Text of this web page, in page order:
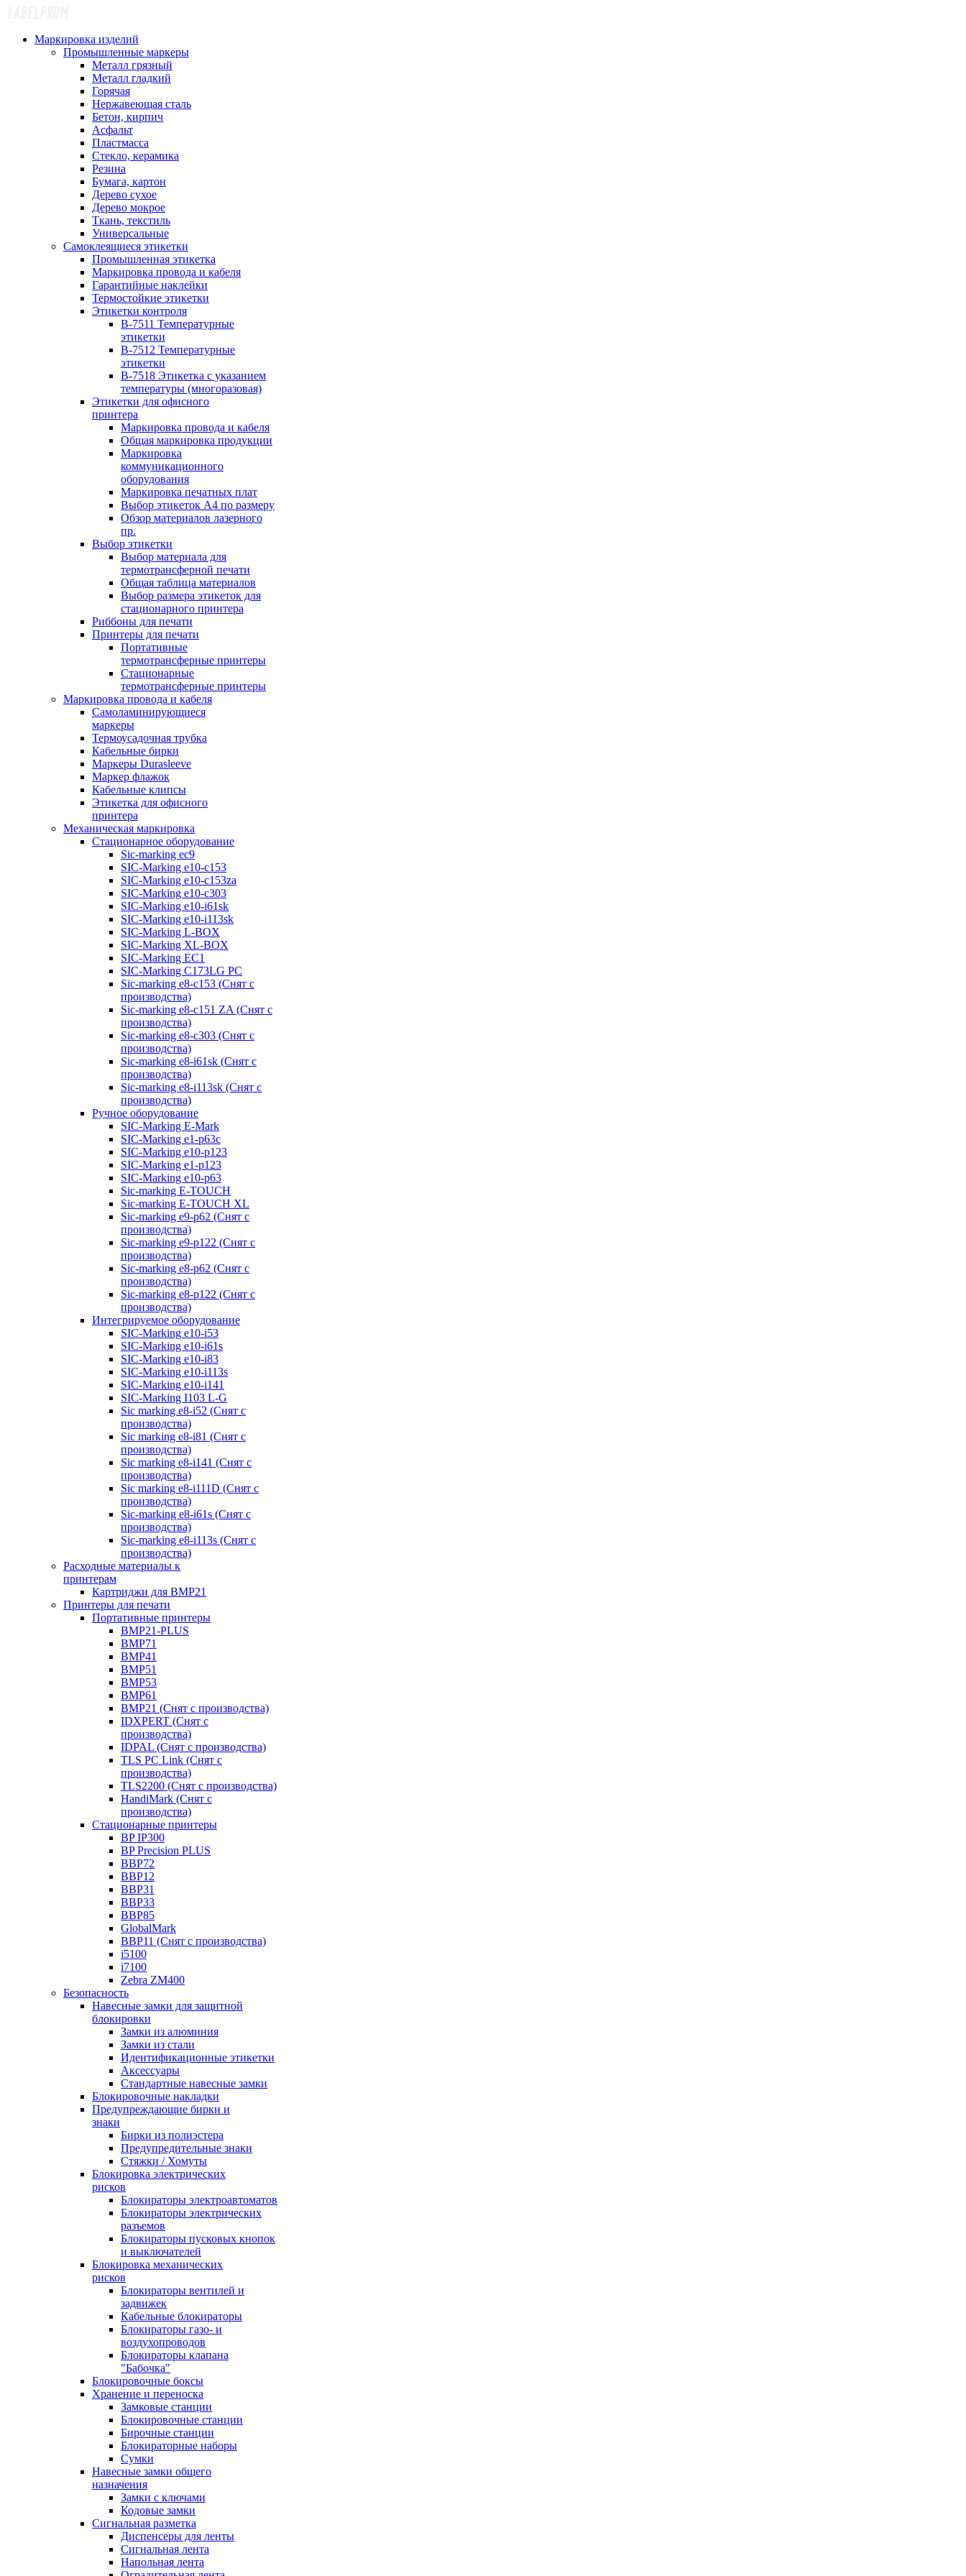
Маркировка изделий
Промышленные маркеры
Металл грязный
Металл гладкий
Горячая
Нержавеющая сталь
Бетон, кирпич
Асфальт
Пластмасса
Стекло, керамика
Резина
Бумага, картон
Дерево сухое
Дерево мокрое
Ткань, текстиль
Универсальные
Самоклеящиеся этикетки
Промышленная этикетка
Маркировка провода и кабеля
Гарантийные наклейки
Термостойкие этикетки
Этикетки контроля
B-7511 Температурные
этикетки
B-7512 Температурные
этикетки
B-7518 Этикетка с указанием
температуры (многоразовая)
Этикетки для офисного
принтера
Маркировка провода и кабеля
Общая маркировка продукции
Маркировка
коммуникационного
оборудования
Маркировка печатных плат
Выбор этикеток А4 по размеру
Обзор материалов лазерного
пр.
Выбор этикетки
Выбор материала для
термотрансферной печати
Общая таблица материалов
Выбор размера этикеток для
стационарного принтера
Риббоны для печати
Принтеры для печати
Портативные
термотрансферные принтеры
Стационарные
термотрансферные принтеры
Маркировка провода и кабеля
Самоламинирующиеся
маркеры
Термоусадочная трубка
Кабельные бирки
Маркеры Durasleeve
Маркер флажок
Кабельные клипсы
Этикетка для офисного
принтера
Механическая маркировка
Стационарное оборудование
Sic-marking ec9
SIC-Marking e10-c153
SIC-Marking e10-c153za
SIC-Marking e10-c303
SIC-Marking e10-i61sk
SIC-Marking e10-i113sk
SIC-Marking L-BOX
SIC-Marking XL-BOX
SIC-Marking EC1
SIC-Marking C173LG PC
Sic-marking e8-c153 (Снят с
производства)
Sic-marking e8-c151 ZA (Снят с
производства)
Sic-marking e8-c303 (Снят с
производства)
Sic-marking e8-i61sk (Снят с
производства)
Sic-marking e8-i113sk (Снят с
производства)
Ручное оборудование
SIC-Marking E-Mark
SIC-Marking e1-p63с
SIC-Marking e10-p123
SIC-Marking e1-p123
SIC-Marking e10-p63
Sic-marking E-TOUCH
Sic-marking E-TOUCH XL
Sic-marking e9-p62 (Снят с
производства)
Sic-marking e9-p122 (Снят с
производства)
Sic-marking e8-p62 (Снят с
производства)
Sic-marking e8-p122 (Снят с
производства)
Интегрируемое оборудование
SIC-Marking e10-i53
SIC-Marking e10-i61s
SIC-Marking e10-i83
SIC-Marking e10-i113s
SIC-Marking e10-i141
SIC-Marking I103 L-G
Sic marking e8-i52 (Снят с
производства)
Sic marking e8-i81 (Снят с
производства)
Sic marking e8-i141 (Снят с
производства)
Sic marking e8-i111D (Снят с
производства)
Sic-marking e8-i61s (Снят с
производства)
Sic-marking e8-i113s (Снят с
производства)
Расходные материалы к
принтерам
Картриджи для BMP21
Принтеры для печати
Портативные принтеры
BMP21-PLUS
BMP71
BMP41
BMP51
BMP53
BMP61
BMP21 (Снят с производства)
IDXPERT (Снят с
производства)
IDPAL (Снят с производства)
TLS PC Link (Снят с
производства)
TLS2200 (Снят с производства)
HandiMark (Снят с
производства)
Стационарные принтеры
BP IP300
BP Precision PLUS
BBP72
BBP12
BBP31
BBP33
BBP85
GlobalMark
BBP11 (Снят с производства)
i5100
i7100
Zebra ZM400
Безопасность
Навесные замки для защитной
блокировки
Замки из алюминия
Замки из стали
Идентификационные этикетки
Аксессуары
Стандартные навесные замки
Блокировочные накладки
Предупреждающие бирки и
знаки
Бирки из полиэстера
Предупредительные знаки
Стяжки / Хомуты
Блокировка электрических
рисков
Блокираторы электроавтоматов
Блокираторы электрических
разъемов
Блокираторы пусковых кнопок
и выключателей
Блокировка механических
рисков
Блокираторы вентилей и
задвижек
Кабельные блокираторы
Блокираторы газо- и
воздухопроводов
Блокираторы клапана
"Бабочка"
Блокировочные боксы
Хранение и переноска
Замковые станции
Блокировочные станции
Бирочные станции
Блокираторные наборы
Сумки
Навесные замки общего
назначения
Замки с ключами
Кодовые замки
Сигнальная разметка
Диспенсеры для ленты
Сигнальная лента
Напольная лента